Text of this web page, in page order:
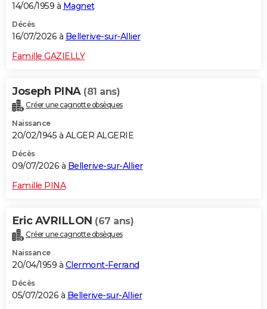
14/06/1959 à Magnet
Décès
16/07/2026 à Bellerive-sur-Allier
Famille GAZIELLY
Joseph PINA (81 ans)
Créer une cagnotte obsèques
Naissance
20/02/1945 à ALGER ALGERIE
Décès
09/07/2026 à Bellerive-sur-Allier
Famille PINA
Eric AVRILLON (67 ans)
Créer une cagnotte obsèques
Naissance
20/04/1959 à Clermont-Ferrand
Décès
05/07/2026 à Bellerive-sur-Allier